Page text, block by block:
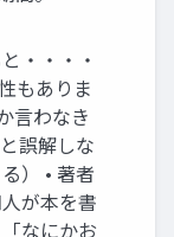
・・・・
もありま
言わなき
誤解しな
） • 著者
が本を書
なにかお